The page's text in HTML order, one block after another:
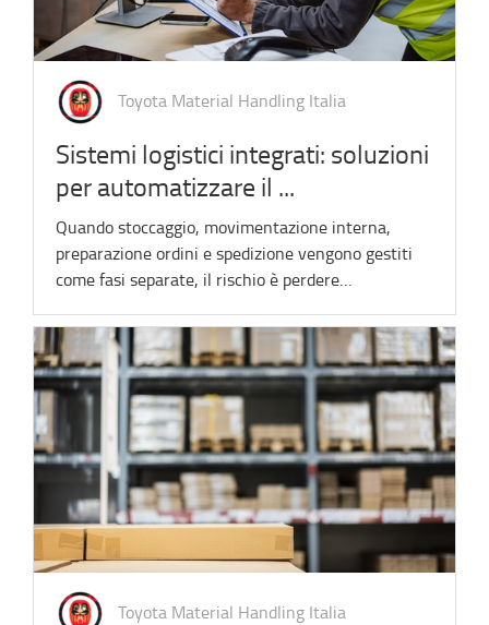
Toyota Material Handling Italia
Sistemi logistici integrati: soluzioni
per automatizzare il ...
Quando stoccaggio, movimentazione interna,
preparazione ordini e spedizione vengono gestiti
come fasi separate, il rischio è perdere…
Toyota Material Handling Italia